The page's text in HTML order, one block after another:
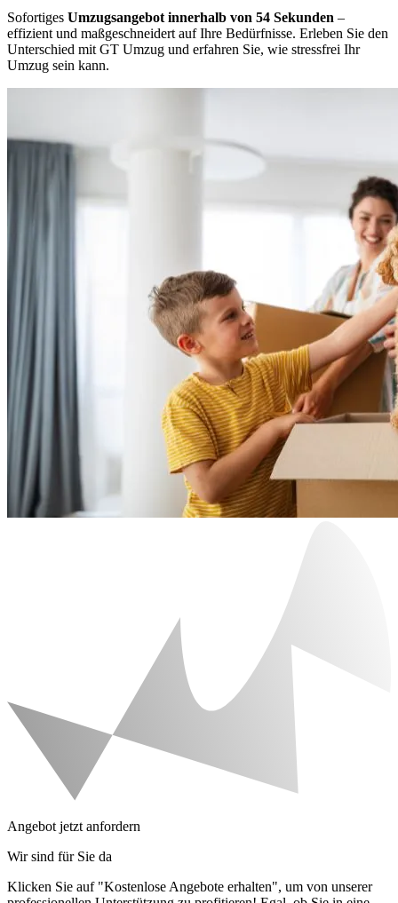
Sofortiges Umzugsangebot innerhalb von 54 Sekunden –
effizient und maßgeschneidert auf Ihre Bedürfnisse. Erleben Sie den
Unterschied mit GT Umzug und erfahren Sie, wie stressfrei Ihr
Umzug sein kann.
Angebot jetzt anfordern
Wir sind für Sie da
Klicken Sie auf "Kostenlose Angebote erhalten", um von unserer